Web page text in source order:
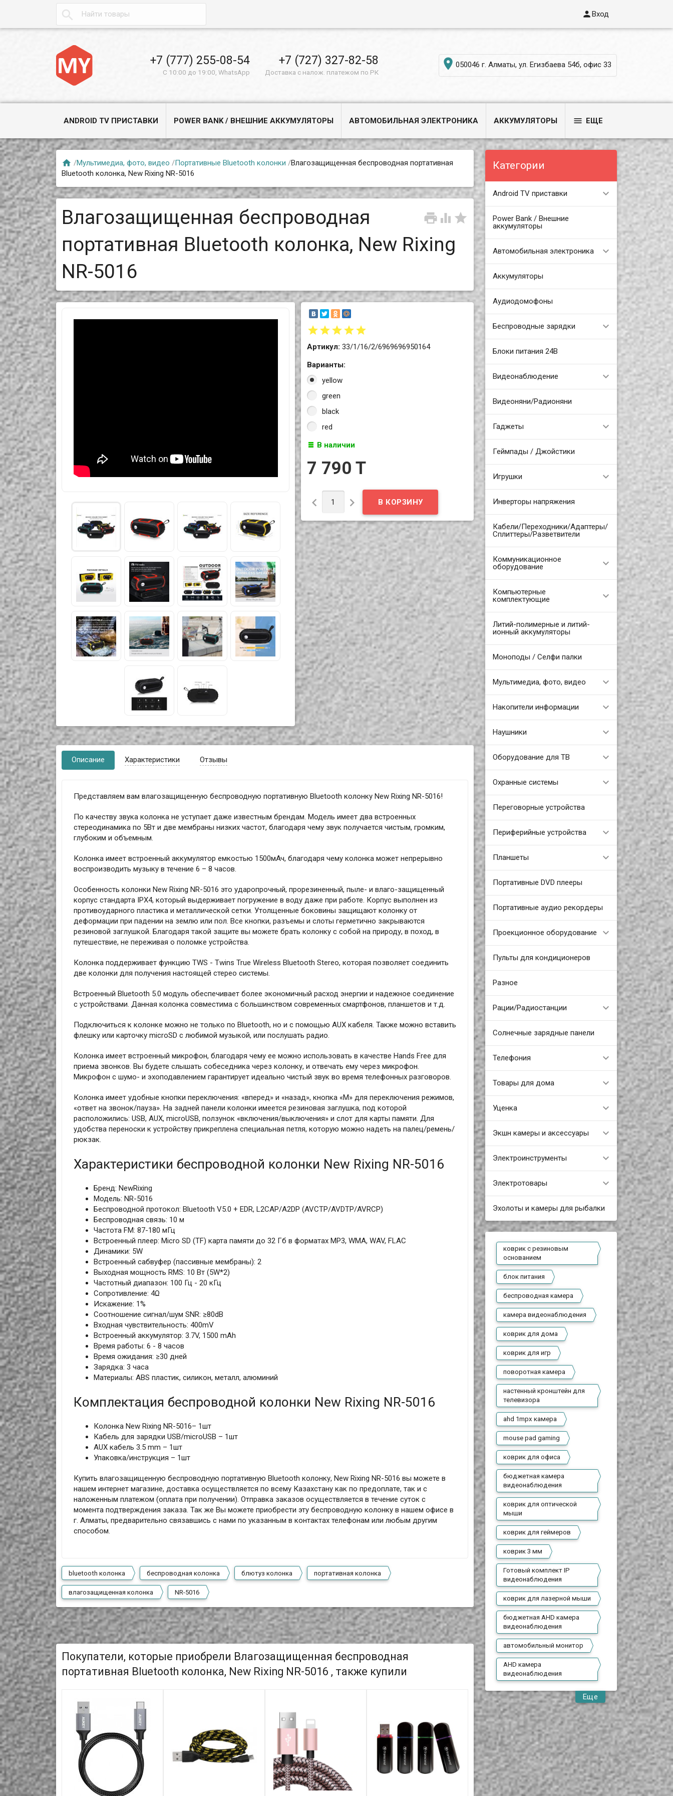
 Вход
+7 (777) 255-08-54
С 10:00 до 19:00, WhatsApp
+7 (727) 327-82-58
Доставка с налож. платежом по РК
 050046 г. Алматы, ул. Егизбаева 54б, офис 33
ANDROID TV ПРИСТАВКИ POWER BANK / ВНЕШНИЕ АККУМУЛЯТОРЫ АВТОМОБИЛЬНАЯ ЭЛЕКТРОНИКА АККУМУЛЯТОРЫ  ЕЩЕ
Категории
Android TV приставки
Power Bank / Внешние
аккумуляторы
Автомобильная электроника
Аккумуляторы
Аудиодомофоны
Беспроводные зарядки
Блоки питания 24В
Видеонаблюдение
Видеоняни/Радионяни
Гаджеты
Геймпады / Джойстики
Игрушки
Инверторы напряжения
Кабели/Переходники/Адаптеры/
Сплиттеры/Разветвители
Коммуникационное
оборудование
Компьютерные
комплектующие
Литий-полимерные и литий-
ионный аккумуляторы
Моноподы / Селфи палки
Мультимедиа, фото, видео
Накопители информации
Наушники
Оборудование для ТВ
Охранные системы
Переговорные устройства
Периферийные устройства
Планшеты
Портативные DVD плееры
Портативные аудио рекордеры
Проекционное оборудование
Пульты для кондиционеров
Разное
Рации/Радиостанции
Солнечные зарядные панели
Телефония
Товары для дома
Уценка
Экшн камеры и аксессуары
Электроинструменты
Электротовары
Эхолоты и камеры для рыбалки
коврик с резиновым
основанием
блок питания
беспроводная камера
камера видеонаблюдения
коврик для дома
коврик для игр
поворотная камера
настенный кронштейн для
телевизора
ahd 1mpx камера
mouse pad gaming
коврик для офиса
бюджетная камера
видеонаблюдения
коврик для оптической
мыши
коврик для геймеров
коврик 3 мм
Готовый комплект IP
видеонаблюдения
коврик для лазерной мыши
бюджетная AHD камера
видеонаблюдения
автомобильный монитор
AHD камера
видеонаблюдения
Еще
 /Мультимедиа, фото, видео /Портативные Bluetooth колонки /Влагозащищенная беспроводная портативная
Bluetooth колонка, New Rixing NR-5016
  
Влагозащищенная беспроводная
портативная Bluetooth колонка, New Rixing
NR-5016
Артикул: 33/1/16/2/6969696950164
Варианты:
yellow
green
black
red
В наличии
7 790 T
 
Описание Характеристики Отзывы
Представляем вам влагозащищенную беспроводную портативную Bluetooth колонку New Rixing NR-5016!
По качеству звука колонка не уступает даже известным брендам. Модель имеет два встроенных
стереодинамика по 5Вт и две мембраны низких частот, благодаря чему звук получается чистым, громким,
глубоким и объемным.
Колонка имеет встроенный аккумулятор емкостью 1500мАч, благодаря чему колонка может непрерывно
воспроизводить музыку в течение 6 – 8 часов.
Особенность колонки New Rixing NR-5016 это ударопрочный, прорезиненный, пыле- и влаго-защищенный
корпус стандарта IPX4, который выдерживает погружение в воду даже при работе. Корпус выполнен из
противоударного пластика и металлической сетки. Утолщенные боковины защищают колонку от
деформации при падении на землю или пол. Все кнопки, разъемы и слоты герметично закрываются
резиновой заглушкой. Благодаря такой защите вы можете брать колонку с собой на природу, в поход, в
путешествие, не переживая о поломке устройства.
Колонка поддерживает функцию TWS - Twins True Wireless Bluetooth Stereo, которая позволяет соединить
две колонки для получения настоящей стерео системы.
Встроенный Bluetooth 5.0 модуль обеспечивает более экономичный расход энергии и надежное соединение
с устройствами. Данная колонка совместима с большинством современных смартфонов, планшетов и т.д.
Подключиться к колонке можно не только по Bluetooth, но и с помощью AUX кабеля. Также можно вставить
флешку или карточку microSD с любимой музыкой, или послушать радио.
Колонка имеет встроенный микрофон, благодаря чему ее можно использовать в качестве Hands Free для
приема звонков. Вы будете слышать собеседника через колонку, и отвечать ему через микрофон.
Микрофон с шумо- и эхоподавлением гарантирует идеально чистый звук во время телефонных разговоров.
Колонка имеет удобные кнопки переключения: «вперед» и «назад», кнопка «М» для переключения режимов,
«ответ на звонок/пауза». На задней панели колонки имеется резиновая заглушка, под которой
расположились: USB, AUX, microUSB, ползунок «включения/выключения» и слот для карты памяти. Для
удобства переноски к устройству прикреплена специальная петля, которую можно надеть на палец/ремень/
рюкзак.
Характеристики беспроводной колонки New Rixing NR-5016
Бренд: NewRixing
Модель: NR-5016
Беспроводной протокол: Bluetooth V5.0 + EDR, L2CAP/A2DP (AVCTP/AVDTP/AVRCP)
Беспроводная связь: 10 м
Частота FM: 87-180 мГц
Встроенный плеер: Micro SD (TF) карта памяти до 32 Гб в форматах MP3, WMA, WAV, FLAC
Динамики: 5W
Встроенный сабвуфер (пассивные мембраны): 2
Выходная мощность RMS: 10 Вт (5W*2)
Частотный диапазон: 100 Гц - 20 кГц
Сопротивление: 4Ω
Искажение: 1%
Соотношение сигнал/шум SNR: ≥80dB
Входная чувствительность: 400mV
Встроенный аккумулятор: 3.7V, 1500 mAh
Время работы: 6 - 8 часов
Время ожидания: ≥30 дней
Зарядка: 3 часа
Материалы: ABS пластик, силикон, металл, алюминий
Комплектация беспроводной колонки New Rixing NR-5016
Колонка New Rixing NR-5016– 1шт
Кабель для зарядки USB/microUSB – 1шт
AUX кабель 3.5 mm – 1шт
Упаковка/инструкция – 1шт
Купить влагозащищенную беспроводную портативную Bluetooth колонку, New Rixing NR-5016 вы можете в
нашем интернет магазине, доставка осуществляется по всему Казахстану как по предоплате, так и с
наложенным платежом (оплата при получении). Отправка заказов осуществляется в течение суток с
момента подтверждения заказа. Так же Вы можете приобрести эту беспроводную колонку в нашем офисе в
г. Алматы, предварительно связавшись с нами по указанным в контактах телефонам или любым другим
способом.
bluetooth колонка беспроводная колонка блютуз колонка портативная колонка
влагозащищенная колонка NR-5016
Покупатели, которые приобрели Влагозащищенная беспроводная
портативная Bluetooth колонка, New Rixing NR-5016 , также купили